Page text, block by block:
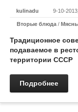
kulinadu 9-10-
Вторые блюда /
Традиционное
подаваемое в
территории СССР
Подробнее